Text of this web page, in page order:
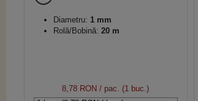
Diametru: 1 mm
Rolă/Bobină: 20 m
8,78 RON / pac. (1 buc.)